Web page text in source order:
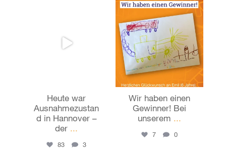
Heute war
Ausnahmezustan
d in Hannover –
der ...
83 3
hannoversauber
Juli 1
Wir haben einen
Gewinner! Bei
unserem ...
7 0